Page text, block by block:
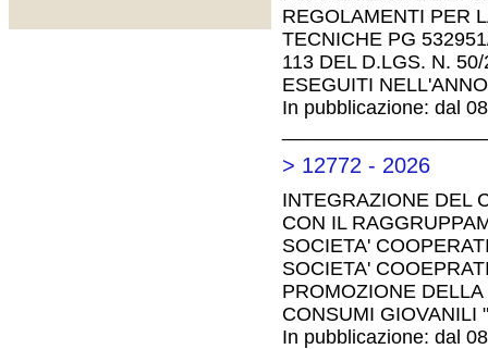
REGOLAMENTI PER
TECNICHE PG
113 DEL D.LGS. N.
ESEGUITI
In pubblicazione: dal
> 12772 - 2026
INTEGRAZIONE DEL
CON IL
SOCIETA'
SOCIETA'
PROMOZIONE
CONSUMI GIOVANILI
In pubblicazione: dal